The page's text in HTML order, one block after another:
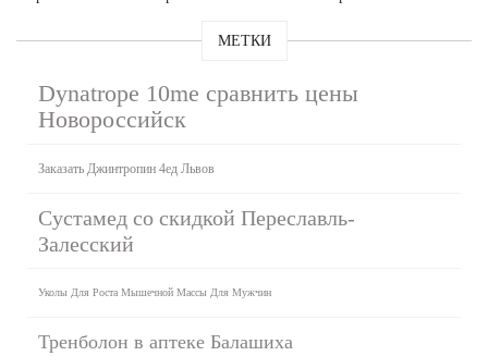
МЕТКИ
Dynatrope 10me сравнить цены
Новороссийск
Заказать Джинтропин 4ед Львов
Сустамед со скидкой Переславль-
Залесский
Уколы Для Роста Мышечной Массы Для Мужчин
Тренболон в аптеке Балашиха